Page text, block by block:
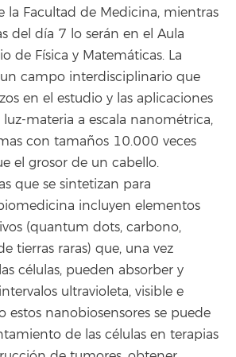
la Facultad de Medicina, mientras
del día 7 lo serán en el Aula
de Física y Matemáticas. La
campo interdisciplinario que
en el estudio y las aplicaciones
materia a escala nanométrica,
con tamaños 10.000 veces
el grosor de un cabello.
que se sintetizan para
incluyen elementos
(quantum dots, carbono,
tierras raras) que, una vez
células, pueden absorber y
ultravioleta, visible e
estos nanobiosensores se puede
de las células en terapias